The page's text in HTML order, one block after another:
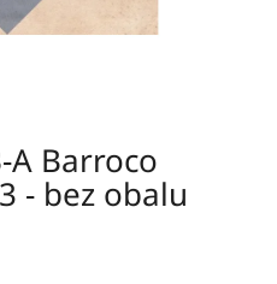
A Barroco
- bez obalu